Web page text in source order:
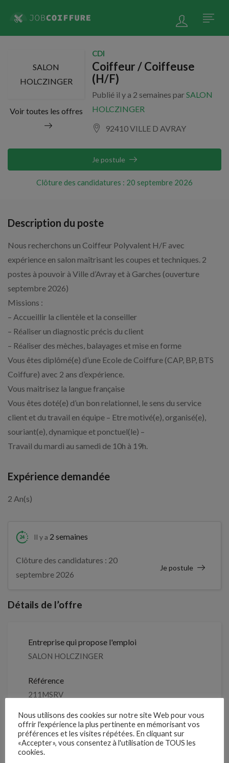
SALON
HOLCZINGER
Voir toutes les offres
CDI
Coiffeur / Coiffeuse
(H/F)
Publié il y a 2 semaines parSALON
HOLCZINGER
92410 VILLE D AVRAY
Clôture des candidatures : 20 septembre 2026
Je postule
Description du poste
Nous recherchons un Coiffeur Polyvalent H/F avec
expérience en salon maîtrisant les coupes et techniques. 2
postes à pouvoir à Ville d’Avray et à Garches (ouverture
septembre 2026)
Missions :
– Accueillir la clientèle et la conseiller
– Réaliser un diagnostic précis du client
– Réaliser des mèches, balayages et mise en forme
Vous êtes diplômé(e) d’une Ecole de Coiffure (CAP, BP, BTS
Coiffure) avec 2 ans d’expérience.
Vous maitrisez la langue française
Vous êtes doté(e) d’un bon relationnel, le sens du service
client et du travail en équipe – Etre motivé(e), organisé(e),
souriant(e), dynamique et ponctuel(le) –
Travail du mardi au samedi de 10h à 19h.
Expérience demandée
2 An(s)
Il y a 2 semaines
Clôture des candidatures : 20
septembre 2026
Je postule
Détails de l’offre
Entreprise qui propose l'emploi
SALON HOLCZINGER
Référence
211MSRV
Clôture des candidatures : 20 septembre 2026
Nous utilisons des cookies sur notre site Web pour vous
offrir l'expérience la plus pertinente en mémorisant vos
préférences et les visites répétées. En cliquant sur
«Accepter», vous consentez à l'utilisation de TOUS les
cookies.